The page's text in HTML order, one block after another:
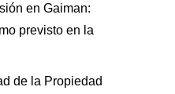
en Gaiman:
previsto en la
de la Propiedad